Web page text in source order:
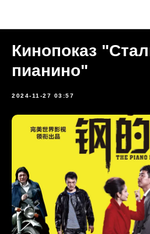
Кинопоказ
пианино"
2024-11-27 03:57